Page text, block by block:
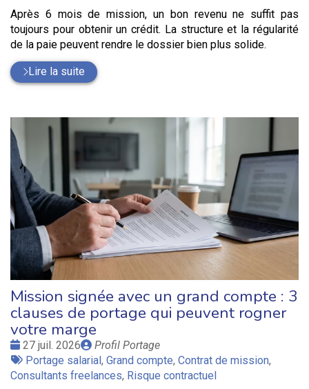
Après 6 mois de mission, un bon revenu ne suffit pas
toujours pour obtenir un crédit. La structure et la régularité
de la paie peuvent rendre le dossier bien plus solide.
Lire la suite
Mission signée avec un grand compte : 3
clauses de portage qui peuvent rogner
votre marge
Date
:
27 juil. 2026
Publié
par
Profil Portage
Tags
:
Portage salarial, Grand compte, Contrat de mission,
Consultants freelances, Risque contractuel